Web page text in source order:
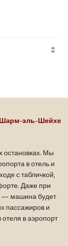
Шарм-эль-Шейхе
остановках. Мы
в отель и
с табличкой,
Даже при
— машина будет
пассажиров и
в аэропорт